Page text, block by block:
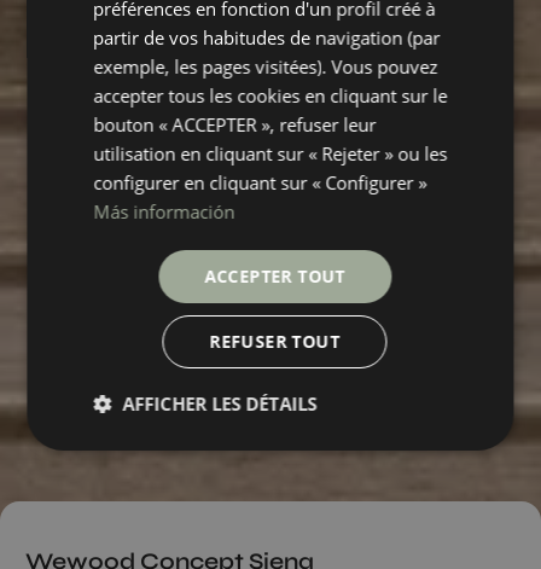
Wewood Concept Siena
préférences en fonction d'un profil créé à
partir de vos habitudes de navigation (par
exemple, les pages visitées). Vous pouvez
accepter tous les cookies en cliquant sur le
bouton « ACCEPTER », refuser leur
utilisation en cliquant sur « Rejeter » ou les
configurer en cliquant sur « Configurer »
Más información
ACCEPTER TOUT
REFUSER TOUT
AFFICHER LES DÉTAILS